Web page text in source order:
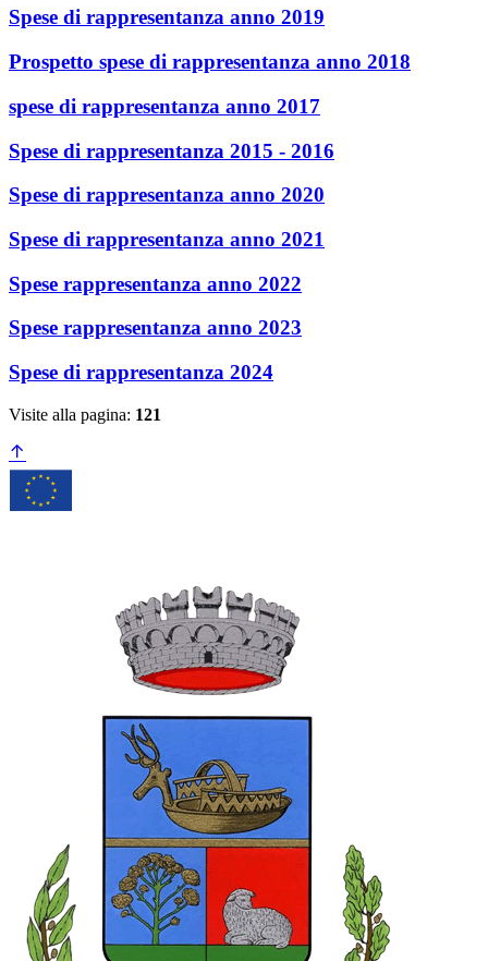
Spese di rappresentanza anno 2019
Prospetto spese di rappresentanza anno 2018
spese di rappresentanza anno 2017
Spese di rappresentanza 2015 - 2016
Spese di rappresentanza anno 2020
Spese di rappresentanza anno 2021
Spese rappresentanza anno 2022
Spese rappresentanza anno 2023
Spese di rappresentanza 2024
Visite alla pagina: 121